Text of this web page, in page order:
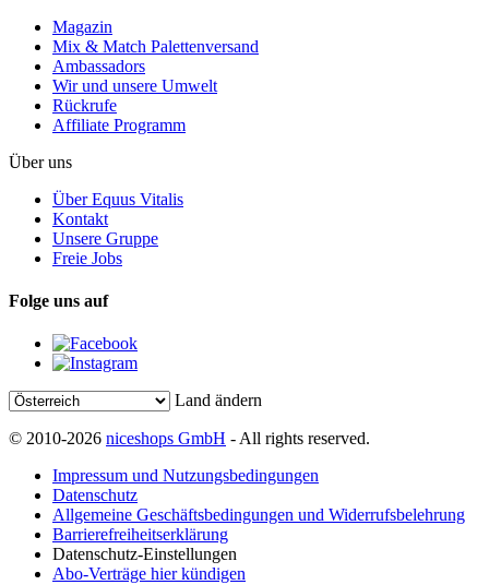
Magazin
Mix & Match Palettenversand
Ambassadors
Wir und unsere Umwelt
Rückrufe
Affiliate Programm
Über uns
Über Equus Vitalis
Kontakt
Unsere Gruppe
Freie Jobs
Folge uns auf
Land ändern
© 2010-2026 niceshops GmbH - All rights reserved.
Impressum und Nutzungsbedingungen
Datenschutz
Allgemeine Geschäftsbedingungen und Widerrufsbelehrung
Barrierefreiheitserklärung
Datenschutz-Einstellungen
Abo-Verträge hier kündigen